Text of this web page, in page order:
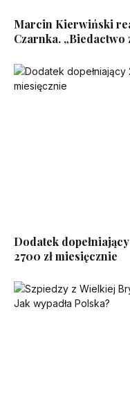
Marcin Kierwiński
Czarnka. „Biedactwo
Dodatek
2700 zł miesięcznie